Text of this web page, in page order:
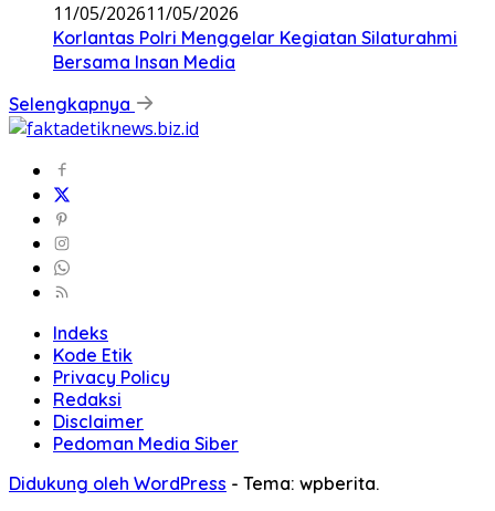
11/05/202611/05/2026
Korlantas Polri Menggelar Kegiatan Silaturahmi
Bersama Insan Media
Selengkapnya
Indeks
Kode Etik
Privacy Policy
Redaksi
Disclaimer
Pedoman Media Siber
Didukung oleh WordPress - Tema: wpberita.